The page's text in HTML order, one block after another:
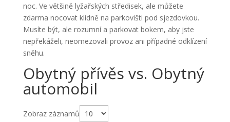
noc. Ve většině lyžařských středisek, ale můžete
zdarma nocovat klidně na parkovišti pod sjezdovkou.
Musíte být, ale rozumní a parkovat bokem, aby jste
nepřekáželi, neomezovali provoz ani případné odklízení
sněhu.
Obytný přívěs vs. Obytný
automobil
Zobraz záznamů